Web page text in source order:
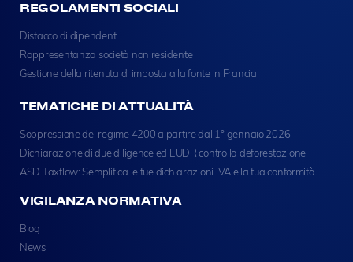
REGOLAMENTI SOCIALI
Distacco di dipendenti
Rappresentanza società non residente
Gestione della ritenuta di imposta alla fonte in Francia
TEMATICHE DI ATTUALITÀ
Soppressione del regime 4200 a partire dal 1° gennaio 2026
Dichiarazione di due diligence ed EUDR contro la deforestazione
ASD Taxflow: Semplifica le tue dichiarazioni IVA e la tua conformità
VIGILANZA NORMATIVA
Blog
News